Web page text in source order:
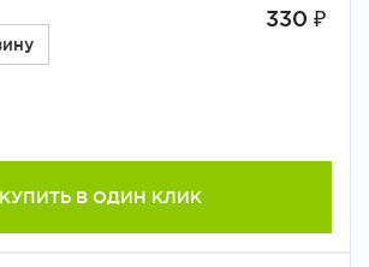
330 ₽
КУПИТЬ В ОДИН КЛИК